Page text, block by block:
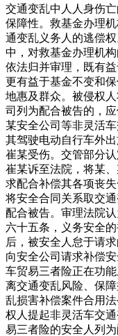
交通变乱中人人身伤
保障性。救基金办理
通变乱义务人的逃偿
中，对救基金办理机
依法归并审理，既有
更有益于基金不变和
地惠及群众。被侵权
司列为配合被告的，
某安全公司等非灵活
其驾驶电动自行车外
崔某受伤。交管部分
崔某诉至法院，将某
求配合补偿其各项丧
将安全合同关系取交
配合被告。审理法院
六十五条，义务安全
后，被安全人怠于请
向安全公司请求补偿
车贸易三者险正在功
离交通变乱风险、保
乱损害补偿案件合用
权人提起非灵活车交
易三者险的安全人列